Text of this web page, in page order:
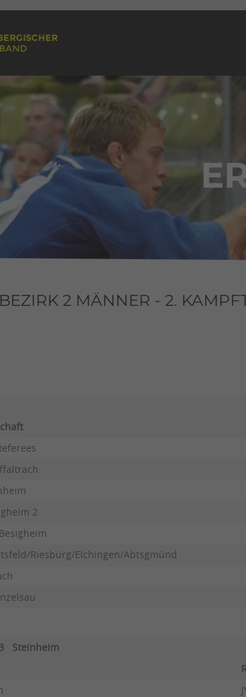
2 MÄNNER - 2.
2
Riesbürg/Elchingen/Abtsgmünd
Steinheim